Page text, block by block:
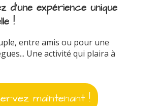
d'une expérience unique
!
entre amis ou pour une
Une activité qui plaira à
maintenant !